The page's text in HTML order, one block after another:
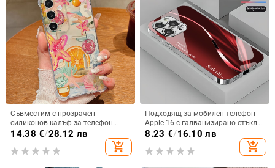
Съвместим с прозрачен
силиконов калъф за телефон
Samsung S25 Ultra,
персонализиран рисуван дизайн
за S24 FE и защитен калъф A55
14.38 €/28.12 лв
add_shopping_cart
Подходящ за мобилен телефон
Apple 16 с галванизирано стъкло
и ослепителна течаща светлина,
семпъл iPhone 17 Pro, модерен и
лек луксозен 14 Plus.
8.23 €/16.10 лв
add_shopping_cart